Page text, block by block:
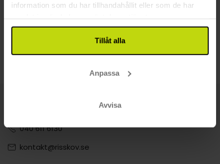
information som du har tillhandahållit eller som de har
Tillåt alla
Anpassa
Avvisa
040 611 6130
kontakt@risskov.se